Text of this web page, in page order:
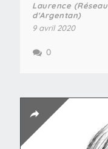
Laurence
d'Argentan)
9 avril 2020
0